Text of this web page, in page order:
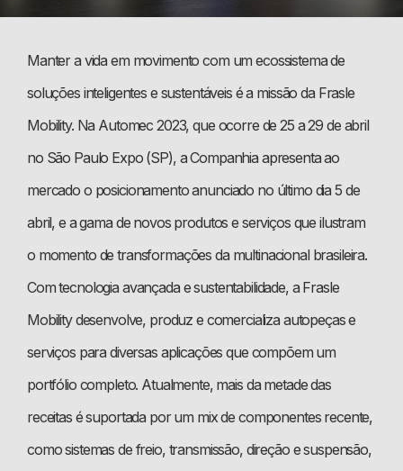
Manter a vida em movimento com um ecossistema de
soluções inteligentes e sustentáveis é a missão da Frasle
Mobility. Na Automec 2023, que ocorre de 25 a 29 de abril
no São Paulo Expo (SP), a Companhia apresenta ao
mercado o posicionamento anunciado no último dia 5 de
abril, e a gama de novos produtos e serviços que ilustram
o momento de transformações da multinacional brasileira.
Com tecnologia avançada e sustentabilidade, a Frasle
Mobility desenvolve, produz e comercializa autopeças e
serviços para diversas aplicações que compõem um
portfólio completo. Atualmente, mais da metade das
receitas é suportada por um mix de componentes recente,
como sistemas de freio, transmissão, direção e suspensão,